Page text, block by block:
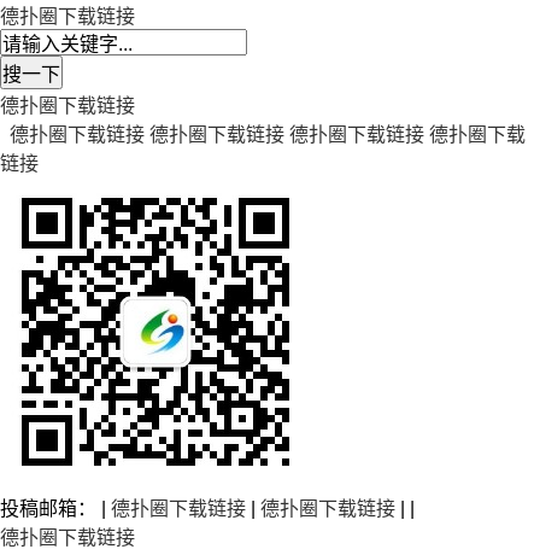
德扑圈下载链接
德扑圈下载链接
德扑圈下载链接 德扑圈下载链接 德扑圈下载链接 德扑圈下载
链接
投稿邮箱： | 德扑圈下载链接 德扑圈下载链接
德扑圈下载链接